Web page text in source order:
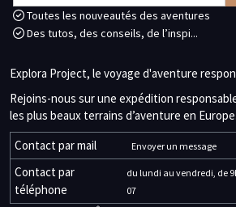
Toutes les nouveautés des aventures
Des tutos, des conseils, de l’inspi...
Explora Project, le voyage d'aventure
Rejoins-nous sur une expédition
les plus beaux terrains d’aventure en Europe.
Contact par mail
Envoyer un message
Contact par
téléphone
du lundi au vendredi, de
07